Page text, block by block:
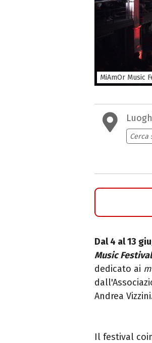
MiAmOr Music
Cerca
Dal 4 al 13
Music
dedicato ai
Andrea
Il festival